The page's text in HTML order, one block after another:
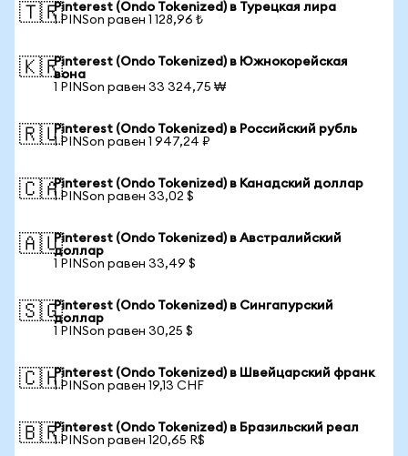
🇹🇷Pinterest (Ondo Tokenized) в Турецкая лира
1 PINSon равен 1 128,96 ₺
🇰🇷Pinterest (Ondo Tokenized) в Южнокорейская
вона
1 PINSon равен 33 324,75 ₩
🇷🇺Pinterest (Ondo Tokenized) в Российский рубль
1 PINSon равен 1 947,24 ₽
🇨🇦Pinterest (Ondo Tokenized) в Канадский доллар
1 PINSon равен 33,02 $
🇦🇺Pinterest (Ondo Tokenized) в Австралийский
доллар
1 PINSon равен 33,49 $
🇸🇬Pinterest (Ondo Tokenized) в Сингапурский
доллар
1 PINSon равен 30,25 $
🇨🇭Pinterest (Ondo Tokenized) в Швейцарский франк
1 PINSon равен 19,13 CHF
🇧🇷Pinterest (Ondo Tokenized) в Бразильский реал
1 PINSon равен 120,65 R$